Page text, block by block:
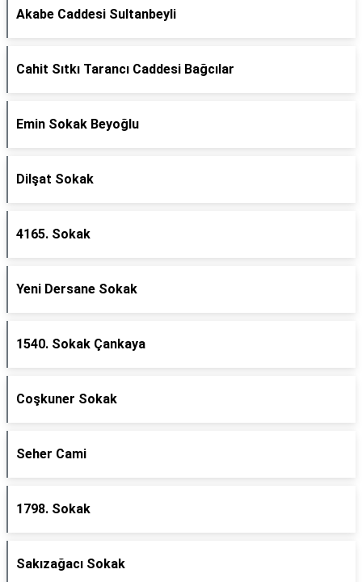
Akabe Caddesi Sultanbeyli
Cahit Sıtkı Tarancı Caddesi Bağcılar
Emin Sokak Beyoğlu
Dilşat Sokak
4165. Sokak
Yeni Dersane Sokak
1540. Sokak Çankaya
Coşkuner Sokak
Seher Cami
1798. Sokak
Sakızağacı Sokak